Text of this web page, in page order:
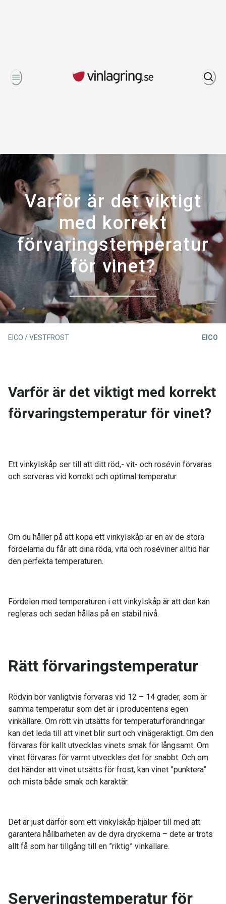
Varför är det viktigt
med korrekt
förvaringstemperatur
för vinet?
EICO / VESTFROST EICO
Varför är det viktigt med korrekt
förvaringstemperatur för vinet?
Ett vinkylskåp ser till att ditt röd,- vit- och rosévin förvaras
och serveras vid korrekt och optimal temperatur.
Om du håller på att köpa ett vinkylskåp är en av de stora
fördelarna du får att dina röda, vita och roséviner alltid har
den perfekta temperaturen.
Fördelen med temperaturen i ett vinkylskåp är att den kan
regleras och sedan hållas på en stabil nivå.
Rätt förvaringstemperatur
Rödvin bör vanligtvis förvaras vid 12 – 14 grader, som är
samma temperatur som det är i producentens egen
vinkällare. Om rött vin utsätts för temperaturförändringar
kan det leda till att vinet blir surt och vinägeraktigt. Om den
förvaras för kallt utvecklas vinets smak för långsamt. Om
vinet förvaras för varmt utvecklas det för snabbt. Och om
det händer att vinet utsätts för frost, kan vinet ”punktera”
och mista både smak och karaktär.
Det är just därför som ett vinkylskåp hjälper till med att
garantera hållbarheten av de dyra dryckerna – dete är trots
allt få som har tillgång till en ”riktig” vinkällare.
Serveringstemperatur för